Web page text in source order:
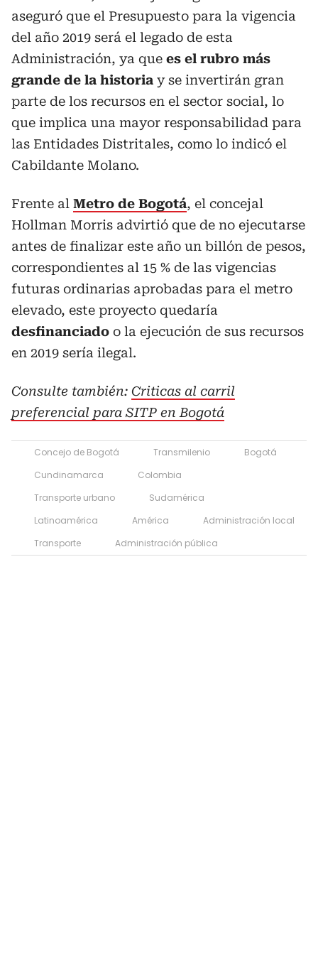
aseguró que el Presupuesto para la vigencia
del año 2019 será el legado de esta
Administración, ya que es el rubro más
grande de la historia y se invertirán gran
parte de los recursos en el sector social, lo
que implica una mayor responsabilidad para
las Entidades Distritales, como lo indicó el
Cabildante Molano.
Frente al Metro de Bogotá, el concejal
Hollman Morris advirtió que de no ejecutarse
antes de finalizar este año un billón de pesos,
correspondientes al 15 % de las vigencias
futuras ordinarias aprobadas para el metro
elevado, este proyecto quedaría
desfinanciado o la ejecución de sus recursos
en 2019 sería ilegal.
Consulte también: Criticas al carril
preferencial para SITP en Bogotá
Concejo de Bogotá Transmilenio
Bogotá
Cundinamarca
Colombia
Transporte urbano
Sudamérica
Latinoamérica
América
Administración local
Transporte
Administración pública